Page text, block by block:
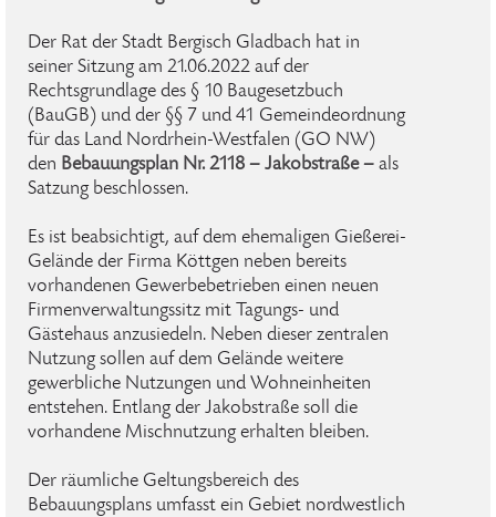
Der Rat der Stadt Bergisch Gladbach hat in
seiner Sitzung am 21.06.2022 auf der
Rechtsgrundlage des § 10 Baugesetzbuch
(BauGB) und der §§ 7 und 41 Gemeindeordnung
für das Land Nordrhein-Westfalen (GO NW)
den Bebauungsplan Nr. 2118 – Jakobstraße – als
Satzung beschlossen.
Es ist beabsichtigt, auf dem ehemaligen Gießerei-
Gelände der Firma Köttgen neben bereits
vorhandenen Gewerbebetrieben einen neuen
Firmenverwaltungssitz mit Tagungs- und
Gästehaus anzusiedeln. Neben dieser zentralen
Nutzung sollen auf dem Gelände weitere
gewerbliche Nutzungen und Wohneinheiten
entstehen. Entlang der Jakobstraße soll die
vorhandene Mischnutzung erhalten bleiben.
Der räumliche Geltungsbereich des
Bebauungsplans umfasst ein Gebiet nordwestlich